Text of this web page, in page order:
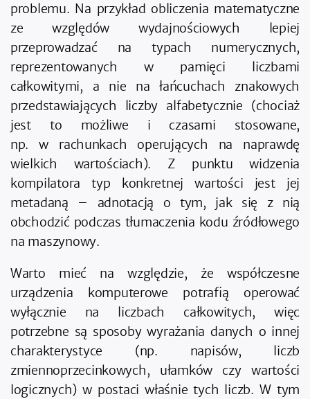
problemu. Na przykład obliczenia matematyczne
ze względów wydajnościowych lepiej
przeprowadzać na typach numerycznych,
reprezentowanych w pamięci liczbami
całkowitymi, a nie na łańcuchach znakowych
przedstawiających liczby alfabetycznie (chociaż
jest to możliwe i czasami stosowane,
np. w rachunkach operujących na naprawdę
wielkich wartościach). Z punktu widzenia
kompilatora typ konkretnej wartości jest jej
metadaną – adnotacją o tym, jak się z nią
obchodzić podczas tłumaczenia kodu źródłowego
na maszynowy.
Warto mieć na względzie, że współczesne
urządzenia komputerowe potrafią operować
wyłącznie na liczbach całkowitych, więc
potrzebne są sposoby wyrażania danych o innej
charakterystyce (np. napisów, liczb
zmiennoprzecinkowych, ułamków czy wartości
logicznych) w postaci właśnie tych liczb. W tym